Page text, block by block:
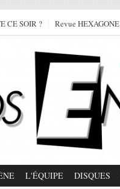
CE SOIR ? Revue HEXAGONE
L'ÉQUIPE DISQUES